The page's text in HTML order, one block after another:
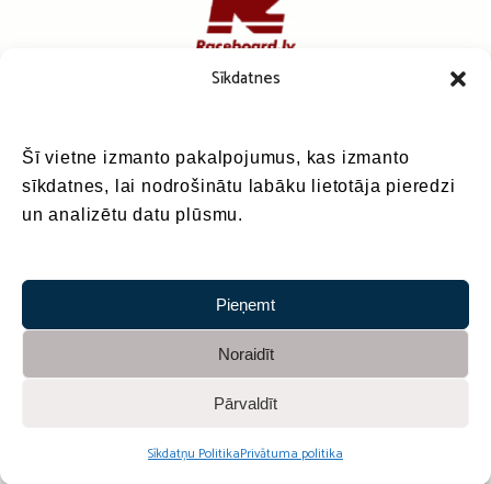
Sīkdatnes
Šī vietne izmanto pakalpojumus, kas izmanto
sīkdatnes, lai nodrošinātu labāku lietotāja pieredzi
un analizētu datu plūsmu.
Pieņemt
Noraidīt
Pārvaldīt
Sīkdatņu PolitikaPrivātuma politika